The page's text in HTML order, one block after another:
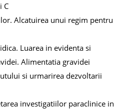
C
Alcatuirea unui regim pentru
Luarea in evidenta si
Alimentatia gravidei
si urmarirea dezvoltarii
investigatiilor paraclinice in